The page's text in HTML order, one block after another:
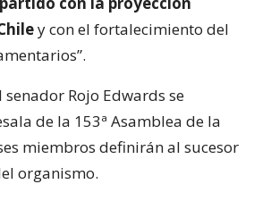
y con el fortalecimiento del
Rojo Edwards se
de la 153ª Asamblea de la
miembros definirán al sucesor
organismo.